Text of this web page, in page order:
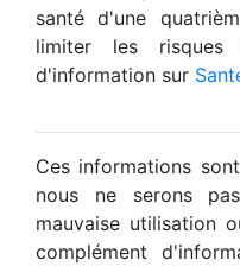
santé d'une
limiter les
d'information sur
Ces informations
nous ne serons
mauvaise utilisation
complément